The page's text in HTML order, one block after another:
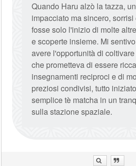
Quando Haru alzò la tazza,
impacciato ma sincero, sorrisi
fosse solo l'inizio di molte
e scoperte insieme. Mi
avere l'opportunità di
che prometteva di essere
insegnamenti reciproci e di
preziosi condivisi, tutto
semplice tè matcha in un
sulla stazione spaziale.